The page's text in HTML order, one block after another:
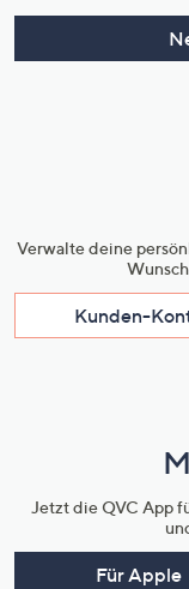
Verwalte deine
Kunden-
Jetzt die QVC App
Für Apple